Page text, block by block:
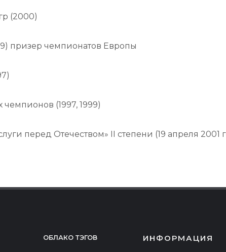
(2000)
призер чемпионатов Европы
(1997, 1999)
перед Отечеством» II степени (19 апреля 2001
ОБЛАКО ТЭГОВ ИНФОРМАЦИЯ